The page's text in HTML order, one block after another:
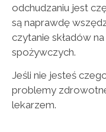
odchudzaniu jest
są naprawdę
czytanie składów
spożywczych.
Jeśli nie jesteś
problemy
lekarzem.